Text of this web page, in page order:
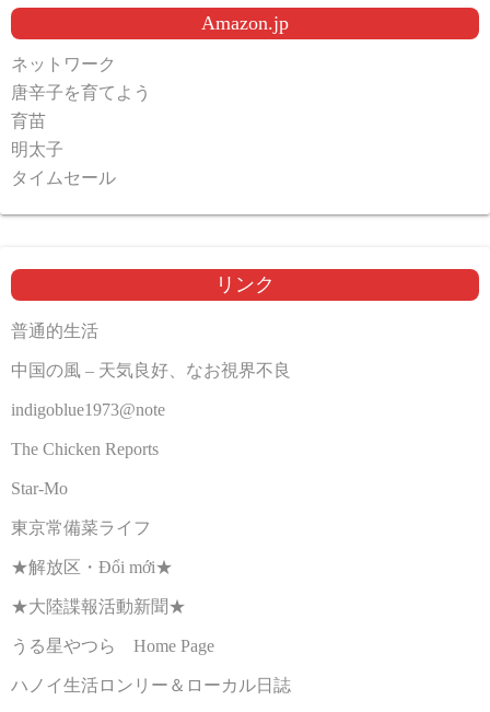
Amazon.jp
ネットワーク
唐辛子を育てよう
育苗
明太子
タイムセール
リンク
普通的生活
中国の風 – 天気良好、なお視界不良
indigoblue1973@note
The Chicken Reports
Star-Mo
東京常備菜ライフ
★解放区・Đổi mới★
★大陸諜報活動新聞★
うる星やつら Home Page
ハノイ生活ロンリー＆ローカル日誌